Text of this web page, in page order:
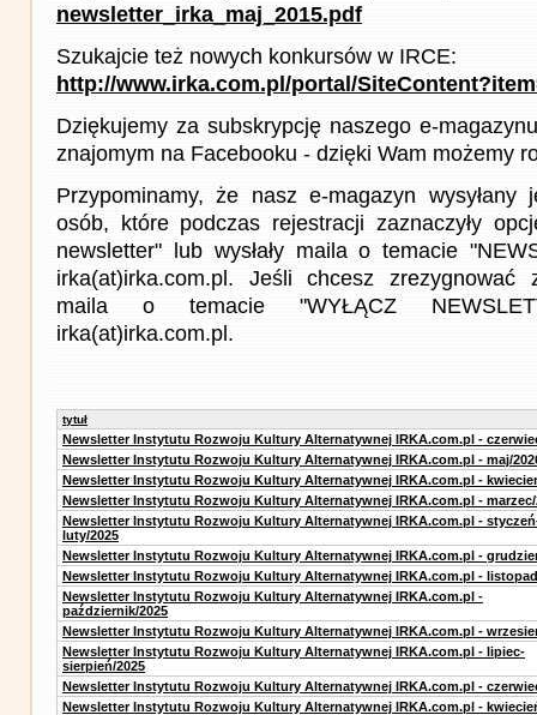
newsletter_irka_maj_2015.pdf
Szukajcie też nowych konkursów w IRCE:
http://www.irka.com.pl/portal/
Dziękujemy za subskrypcję naszego e-
znajomym na Facebooku - dzięki Wam możemy
Przypominamy, że nasz e-magazyn
osób, które podczas rejestracji zaznaczyły
newsletter" lub wysłały maila o temacie
irka(at)irka.com.pl. Jeśli chcesz zrezygnować
maila o temacie "WYŁĄCZ
irka(at)irka.com.pl.
tytuł
Newsletter Instytutu Rozwoju Kultury Alternatywnej IRKA.com.pl -
Newsletter Instytutu Rozwoju Kultury Alternatywnej IRKA.com.pl - maj/
Newsletter Instytutu Rozwoju Kultury Alternatywnej IRKA.com.pl -
Newsletter Instytutu Rozwoju Kultury Alternatywnej IRKA.com.pl - marzec/
Newsletter Instytutu Rozwoju Kultury Alternatywnej IRKA.com.pl -
luty/2025
Newsletter Instytutu Rozwoju Kultury Alternatywnej IRKA.com.pl -
Newsletter Instytutu Rozwoju Kultury Alternatywnej IRKA.com.pl -
Newsletter Instytutu Rozwoju Kultury Alternatywnej IRKA.com.pl -
październik/2025
Newsletter Instytutu Rozwoju Kultury Alternatywnej IRKA.com.pl -
Newsletter Instytutu Rozwoju Kultury Alternatywnej IRKA.com.pl - lipiec-
sierpień/2025
Newsletter Instytutu Rozwoju Kultury Alternatywnej IRKA.com.pl -
Newsletter Instytutu Rozwoju Kultury Alternatywnej IRKA.com.pl -